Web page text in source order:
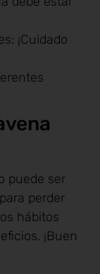
¡Cuidado
puede ser
perder
hábitos
¡Buen